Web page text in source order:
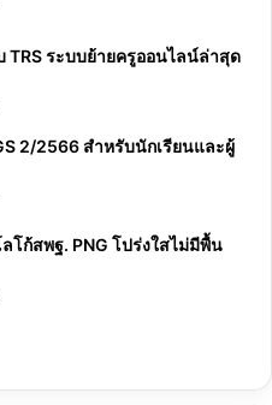
TRS ระบบย้ายครูออนไลน์ล่าสุด
2/2566 สำหรับนักเรียนและผู้
โก้สพฐ. PNG โปร่งใสไม่มีพื้น